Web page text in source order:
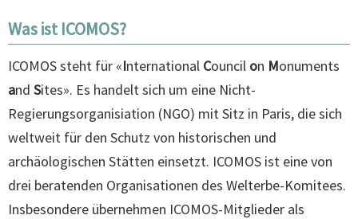
Was ist ICOMOS?
ICOMOS steht für «International Council on Monuments
and Sites». Es handelt sich um eine Nicht-
Regierungsorganisiation (NGO) mit Sitz in Paris, die sich
weltweit für den Schutz von historischen und
archäologischen Stätten einsetzt. ICOMOS ist eine von
drei beratenden Organisationen des Welterbe-Komitees.
Insbesondere übernehmen ICOMOS-Mitglieder als